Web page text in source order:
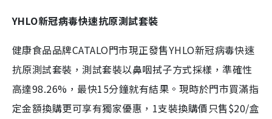
YHLO新冠病毒快速抗原測試套裝
健康食品品牌CATALO門市現正發售YHLO新冠病毒快速
抗原測試套裝，測試套裝以鼻咽拭子方式採樣，準確性
高達98.26%，最快15分鐘就有結果。現時於門市買滿指
定金額換購更可享有獨家優惠，1支裝換購價只售$20/盒